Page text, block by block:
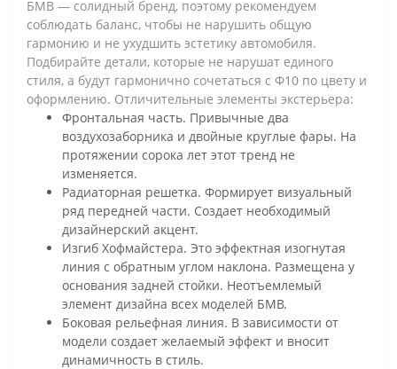
БМВ — солидный бренд, поэтому рекомендуем
соблюдать баланс, чтобы не нарушить общую
гармонию и не ухудшить эстетику автомобиля.
Подбирайте детали, которые не нарушат единого
стиля, а будут гармонично сочетаться с Ф10 по цвету и
оформлению. Отличительные элементы экстерьера:
Фронтальная часть. Привычные два
воздухозаборника и двойные круглые фары. На
протяжении сорока лет этот тренд не
изменяется.
Радиаторная решетка. Формирует визуальный
ряд передней части. Создает необходимый
дизайнерский акцент.
Изгиб Хофмайстера. Это эффектная изогнутая
линия с обратным углом наклона. Размещена у
основания задней стойки. Неотъемлемый
элемент дизайна всех моделей БМВ.
Боковая рельефная линия. В зависимости от
модели создает желаемый эффект и вносит
динамичность в стиль.